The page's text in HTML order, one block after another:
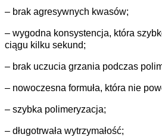
– brak agresywnych kwasów;
– wygodna konsystencja, która
ciągu kilku sekund;
– brak uczucia grzania podczas
– nowoczesna formuła, która nie
– szybka polimeryzacja;
– długotrwała wytrzymałość;